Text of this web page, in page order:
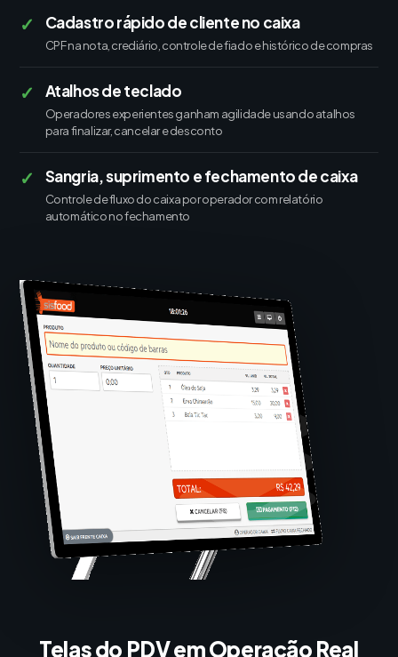
✓ Cadastro rápido de cliente no caixa
CPF na nota, crediário, controle de fiado e histórico de compras
✓ Atalhos de teclado
Operadores experientes ganham agilidade usando atalhos
para finalizar, cancelar e desconto
✓ Sangria, suprimento e fechamento de caixa
Controle de fluxo do caixa por operador com relatório
automático no fechamento
Telas do PDV em Operação Real